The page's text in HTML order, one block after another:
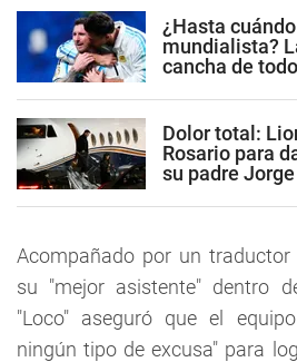
¿Hasta
mundialista?
cancha de
Dolor total:
Rosario para
su padre Jorge
Acompañado por un
su "mejor asistente" dentro
"Loco" aseguró que el
ningún tipo de excusa" para